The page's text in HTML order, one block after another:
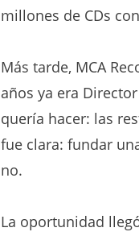
millones de CDs
Más tarde, MCA
años ya era
quería hacer: las
fue clara: fundar
no.
La oportunidad